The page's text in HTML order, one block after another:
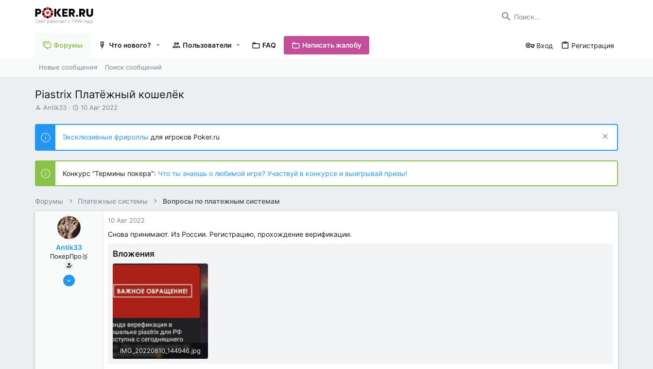
Форумы Что нового? Пользователи FAQ Написать жалобу Вход Регистрация
Новые сообщения Поиск сообщений
Piastrix Платёжный кошелёк
А
т
о
р
т
е
м
ы
Antik33
Д
т
н
а
ч
л
а
10 Авг 2022
Эксклюзивные фрироллы для игроков Poker.ru
Конкурс “Термины покера": Что ты знаешь о любимой игре? Участвуй в конкурсе и выигрывай призы!
Форумы Платежные системы Вопросы по платежным системам
Antik33
ПокерПро🥉
23 Июн 2022
10 Авг 2022
Снова принимают. Из России. Регистрацию, прохождение верификации.
Вложения
IMG_20220810_144946.jpg